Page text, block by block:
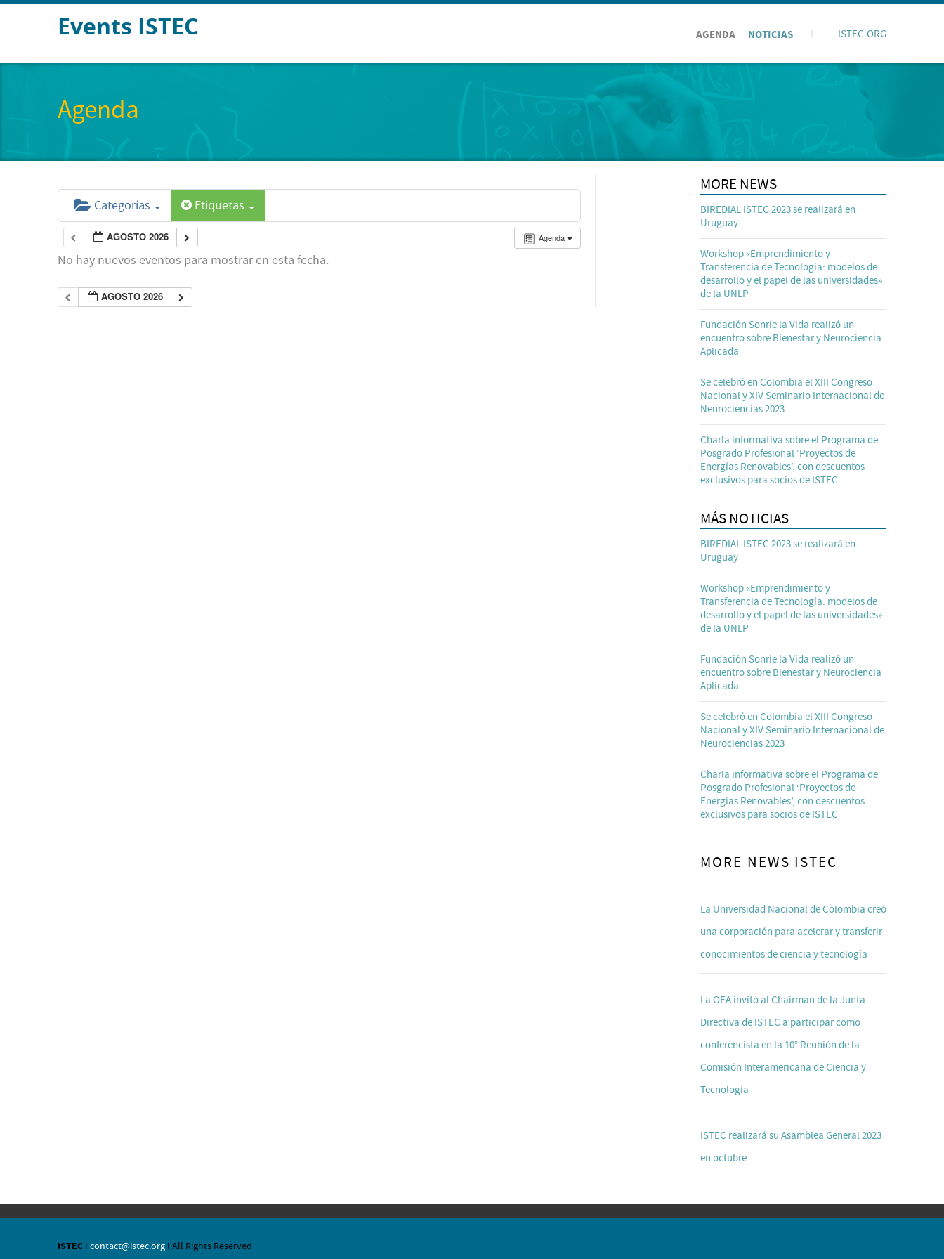
Events ISTEC AGENDA NOTICIAS ISTEC.ORG
Agenda
Categorías Etiquetas
Agenda
AGOSTO 2026
No hay nuevos eventos para mostrar en esta fecha.
AGOSTO 2026
MORE NEWS
BIREDIAL ISTEC 2023 se realizará en
Uruguay
Workshop «Emprendimiento y
Transferencia de Tecnología: modelos de
desarrollo y el papel de las universidades»
de la UNLP
Fundación Sonríe la Vida realizó un
encuentro sobre Bienestar y Neurociencia
Aplicada
Se celebró en Colombia el XIII Congreso
Nacional y XIV Seminario Internacional de
Neurociencias 2023
Charla informativa sobre el Programa de
Posgrado Profesional ‘Proyectos de
Energías Renovables’, con descuentos
exclusivos para socios de ISTEC
MÁS NOTICIAS
BIREDIAL ISTEC 2023 se realizará en
Uruguay
Workshop «Emprendimiento y
Transferencia de Tecnología: modelos de
desarrollo y el papel de las universidades»
de la UNLP
Fundación Sonríe la Vida realizó un
encuentro sobre Bienestar y Neurociencia
Aplicada
Se celebró en Colombia el XIII Congreso
Nacional y XIV Seminario Internacional de
Neurociencias 2023
Charla informativa sobre el Programa de
Posgrado Profesional ‘Proyectos de
Energías Renovables’, con descuentos
exclusivos para socios de ISTEC
MORE NEWS ISTEC
La Universidad Nacional de Colombia creó
una corporación para acelerar y transferir
conocimientos de ciencia y tecnología
La OEA invitó al Chairman de la Junta
Directiva de ISTEC a participar como
conferencista en la 10° Reunión de la
Comisión Interamericana de Ciencia y
Tecnología
ISTEC realizará su Asamblea General 2023
en octubre
ISTEC I contact@istec.org I All Rights Reserved